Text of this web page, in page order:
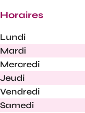
Horaires
Lundi
Mardi
Mercredi
Jeudi
Vendredi
Samedi